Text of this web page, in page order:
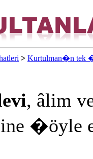
> Kurtulman�n tek
, âlim
�öyle